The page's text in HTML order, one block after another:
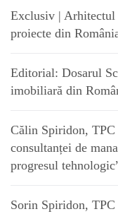
Exclusiv |
proiecte din
Editorial: Dosarul
imobiliară din
Călin Spiridon, TPC
consultanței de
progresul
Sorin Spiridon,